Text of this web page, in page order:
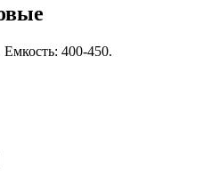
400-450.